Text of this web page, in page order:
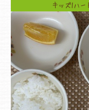
キッズ1ハー